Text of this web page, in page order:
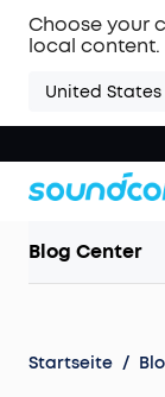
Choose your
local content.
United States
Blog Center
Startseite /